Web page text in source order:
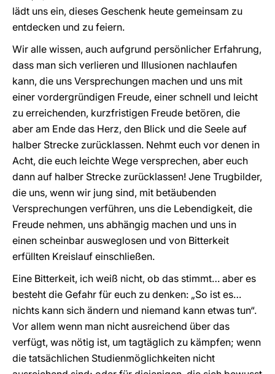
lädt uns ein, dieses Geschenk heute gemeinsam zu
entdecken und zu feiern.
Wir alle wissen, auch aufgrund persönlicher Erfahrung,
dass man sich verlieren und Illusionen nachlaufen
kann, die uns Versprechungen machen und uns mit
einer vordergründigen Freude, einer schnell und leicht
zu erreichenden, kurzfristigen Freude betören, die
aber am Ende das Herz, den Blick und die Seele auf
halber Strecke zurücklassen. Nehmt euch vor denen in
Acht, die euch leichte Wege versprechen, aber euch
dann auf halber Strecke zurücklassen! Jene Trugbilder,
die uns, wenn wir jung sind, mit betäubenden
Versprechungen verführen, uns die Lebendigkeit, die
Freude nehmen, uns abhängig machen und uns in
einen scheinbar ausweglosen und von Bitterkeit
erfüllten Kreislauf einschließen.
Eine Bitterkeit, ich weiß nicht, ob das stimmt… aber es
besteht die Gefahr für euch zu denken: „So ist es…
nichts kann sich ändern und niemand kann etwas tun“.
Vor allem wenn man nicht ausreichend über das
verfügt, was nötig ist, um tagtäglich zu kämpfen; wenn
die tatsächlichen Studienmöglichkeiten nicht